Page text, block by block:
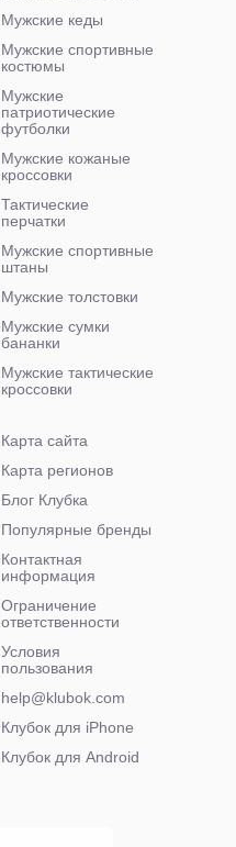
Мужские кеды
Мужские спортивные
костюмы
Мужские
патриотические
футболки
Мужские кожаные
кроссовки
Тактические
перчатки
Мужские спортивные
штаны
Мужские толстовки
Мужские сумки
бананки
Мужские тактические
кроссовки
Карта сайта
Карта регионов
Блог Клубка
Популярные бренды
Контактная
информация
Ограничение
ответственности
Условия
пользования
help@klubok.com
Клубок для iPhone
Клубок для Android